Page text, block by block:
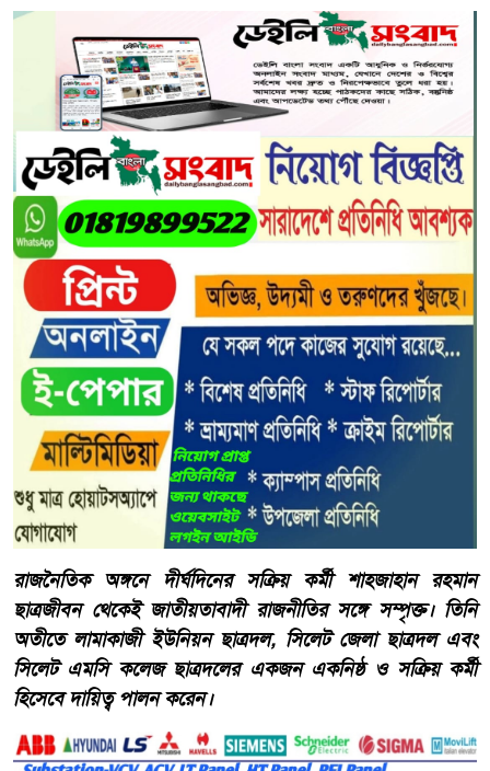
রাজনৈতিক অঙ্গনে দীর্ঘদিনের সক্রিয় কর্মী শাহজাহান রহমান
ছাত্রজীবন থেকেই জাতীয়তাবাদী রাজনীতির সঙ্গে সম্পৃক্ত। তিনি
অতীতে লামাকাজী ইউনিয়ন ছাত্রদল, সিলেট জেলা ছাত্রদল এবং
সিলেট এমসি কলেজ ছাত্রদলের একজন একনিষ্ঠ ও সক্রিয় কর্মী
হিসেবে দায়িত্ব পালন করেন।